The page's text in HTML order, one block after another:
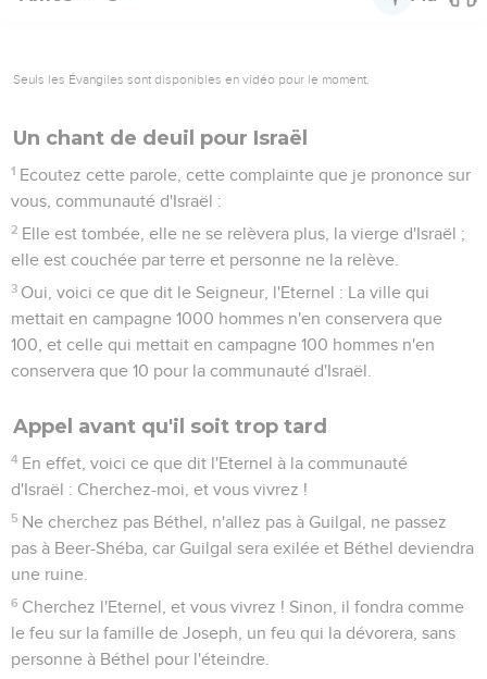
8 Il a créé les Pléiades et Orion, il change les ténèbres en
l’eau de la mer et la verse à la surface de la terre. L'Eternel
Il fait venir la ruine sur les hommes forts, et la ruine survient
Ils détestent celui qui les reprend à la porte de la ville et ils
Vous avez exploité le faible et vous avez prélevé du blé
sur sa récolte ; vous avez construit des maisons en pierres de
taille, mais vous ne les habiterez pas ; vous avez planté
12 En effet, je le sais, vos crimes sont nombreux, vos péchés
pots-de-vin et vous violez le droit des pauvres à la porte de
la ville.
Voilà pourquoi, en des temps comme ceux-ci, le sage se
tait, *car ces temps sont mauvais.
ainsi l'Eternel, le Dieu de l’univers, sera avec vous, comme
vous le dites.
15